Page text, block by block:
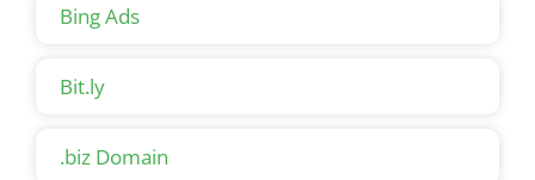
Bing Ads
Bit.ly
.biz Domain